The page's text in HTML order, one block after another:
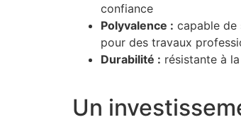
confiance
Polyvalence : capable de
pour des travaux
Durabilité : résistante à
Un